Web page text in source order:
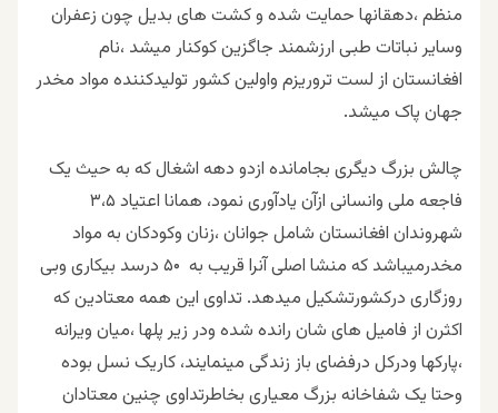
منظم ،دهقانها حمایت شده و کشت های بدیل چون زعفران
وسایر نباتات طبی ارزشمند جاگزین کوکنار میشد ،نام
افغانستان از لست تروریزم واولین کشور تولیدکننده مواد مخدر
جهان پاک میشد.
چالش بزرگ دیگری بجامانده ازدو دهه اشغال که به حیث یک
فاجعه ملی وانسانی ازآن یادآوری نمود، همانا اعتیاد ۳،۵
شهروندان افغانستان شامل جوانان ،زنان وکودکان به مواد
مخدرمیباشد که منشا اصلی آنرا قریب به ۵۰ درسد بیکاری وبی
روزگاری درکشورتشکیل میدهد. تداوی این همه معتادین که
اکثرن از فامیل های شان رانده شده ودر زیر پلها ،میان ویرانه
،پارکها ودرکل درفضای باز زندگی مینمایند، کاریک نسل بوده
وحتا یک شفاخانه بزرگ معیاری بخاطرتداوی چنین معتادان